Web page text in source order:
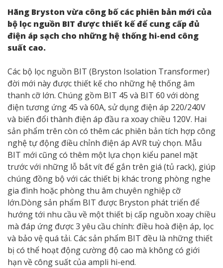
Hãng Bryston vừa công bố các phiên bản mới của
bộ lọc nguồn BIT được thiết kế để cung cấp đủ
điện áp sạch cho những hệ thống hi-end công
suất cao.
Các bộ lọc nguồn BIT (Bryston Isolation Transformer)
đời mới này được thiết kế cho những hệ thống âm
thanh cỡ lớn. Chúng gồm BIT 45 và BIT 60 với dòng
điện tương ứng 45 và 60A, sử dụng điện áp 220/240V
và biến đổi thành điện áp đầu ra xoay chiều 120V. Hai
sản phẩm trên còn có thêm các phiên bản tích hợp công
nghệ tự động điều chỉnh điện áp AVR tuỳ chọn. Mẫu
BIT mới cũng có thêm một lựa chọn kiểu panel mặt
trước với những lỗ bắt vít để gắn trên giá (tủ rack), giúp
chúng đồng bộ với các thiết bị khác trong phòng nghe
gia đình hoặc phòng thu âm chuyên nghiệp cỡ
lớn.Dòng sản phẩm BIT được Bryston phát triển để
hướng tới nhu cầu về một thiết bị cấp nguồn xoay chiều
mà đáp ứng được 3 yêu cầu chính: điều hoà điện áp, lọc
và bảo vệ quá tải. Các sản phẩm BIT đều là những thiết
bị có thể hoạt động cường độ cao mà không có giới
hạn về công suất của ampli hi-end.